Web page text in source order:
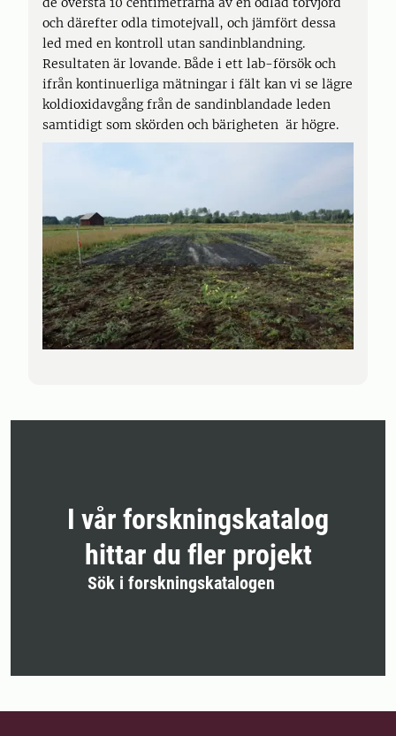
och därefter odla timotejvall, och jämfört dessa
led med en kontroll utan sandinblandning.
Resultaten är lovande. Både i ett lab-försök och
ifrån kontinuerliga mätningar i fält kan vi se lägre
koldioxidavgång från de sandinblandade leden
samtidigt som skörden och bärigheten är högre.
I vår forskningskatalog
hittar du fler projekt
Sök i forskningskatalogen